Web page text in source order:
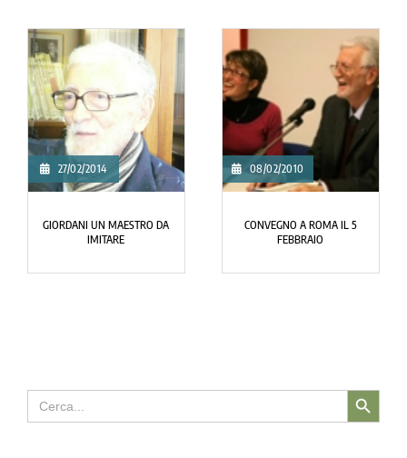
27/02/2014
GIORDANI UN MAESTRO DA
IMITARE
08/02/2010
CONVEGNO A ROMA IL 5
FEBBRAIO
Search
for:
Search Button